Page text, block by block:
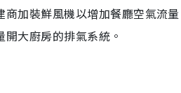
商加裝鮮風機以增加餐廳空氣流
大廚房的排氣系統。